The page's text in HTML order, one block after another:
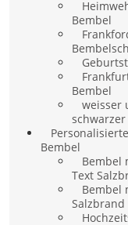
Bembel
Bembel
weisser
Personalisierte
Bembel
Bembel
Text
Bembel
Salzbrand